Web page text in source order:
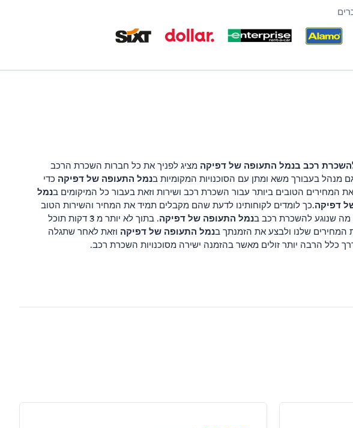
רכב בנמל התעופה של דפיקה מציג לפניך את כל חברות השכרת הרכב
מנהל בעבורך משא ומתן עם הסוכנויות המקומיות בנמל התעופה של דפיקה כדי
המחירים הטובים ביותר עבור השכרת רכב ושירות וזאת בעבור כל המיקומים בנמל
דפיקה.כך לומדים לקוחותינו לדעת שהם מקבלים תמיד את המחיר והשירות הטוב
מה שנוגע להשכרת רכב בנמל התעופה של דפיקה
. בתוך לא יותר מ 3 דקות תוכל
המחירים שלנו ולבצע את הזמנתך בנמל התעופה של דפיקה וזאת לאחר שתגלה
כלל הרבה יותר זולים מאשר בהזמנה ישירה מסוכנויות השכרת רכב.